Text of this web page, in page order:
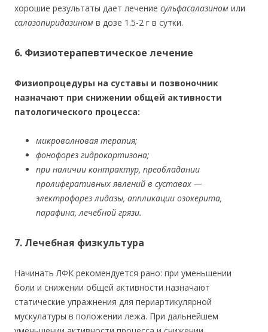
хорошие результаты дает лечение сульфасалазином или
салазопиридазином в дозе 1.5-2 г в сутки.
6. Физиотерапевтическое лечение
Физиопроцедуры на суставы и позвоночник
назначают при снижении общей активности
патологического процесса:
микроволновая терапия;
фонофорез гидрокортизона;
при наличии контрактур, преобладании
пролиферативных явлений в суставах —
электрофорез лидазы, аппликации озокерита,
парафина, лечебной грязи.
7. Лечебная физкультура
Начинать ЛФК рекомендуется рано: при уменьшении
боли и снижении общей активности назначают
статические упражнения для периартикулярной
мускулатуры в положении лежа. При дальнейшем